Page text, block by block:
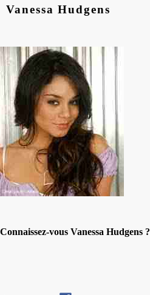
Vanessa Hudgens
Connaissez-vous Vanessa Hudgens ?